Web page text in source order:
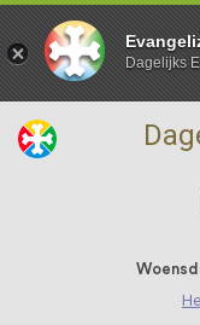
Dagelijks